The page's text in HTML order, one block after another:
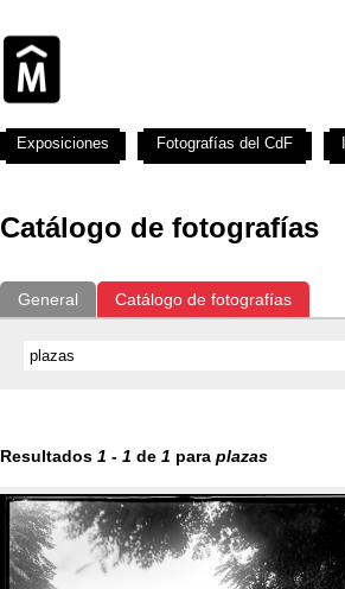
Catálogo de fotografías
General Catálogo de fotografías
Resultados 1 - 1 de 1 para plazas
Exposiciones Fotografías del CdF